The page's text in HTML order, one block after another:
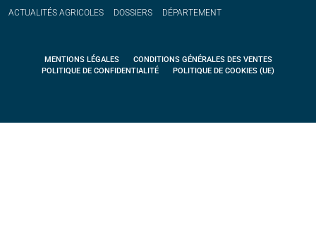
ACTUALITÉS AGRICOLES DOSSIERS DÉPARTEMENT
MENTIONS LÉGALES
CONDITIONS GÉNÉRALES DES VENTES
POLITIQUE DE CONFIDENTIALITÉ
POLITIQUE DE COOKIES (UE)